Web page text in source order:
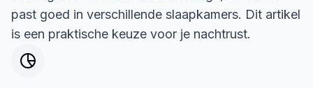
past goed in verschillende slaapkamers. Dit artikel
is een praktische keuze voor je nachtrust.